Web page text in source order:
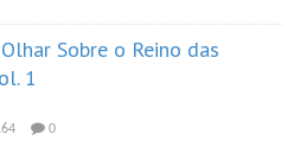
Sobre o Reino das
1
0